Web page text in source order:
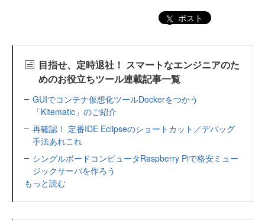
ポスト
目指せ、定時退社！ スマートなエンジニアのた
めのお役立ちツール連載記事一覧
GUIでコンテナ仮想化ツールDockerをつかう
「Kitematic」のご紹介
再確認！ 定番IDE Eclipseのショートカット／デバッグ
手法あれこれ
シングルボードコンピュータRaspberry Piで格安ミュー
ジックサーバを作ろう
もっと読む